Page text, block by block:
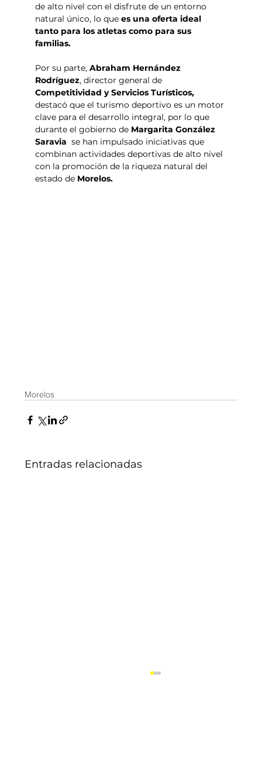
de alto nivel con el disfrute de un entorno
natural único, lo que es una oferta ideal
tanto para los atletas como para sus
familias.
Por su parte, Abraham Hernández
Rodríguez, director general de
Competitividad y Servicios Turísticos,
destacó que el turismo deportivo es un motor
clave para el desarrollo integral, por lo que
durante el gobierno de Margarita González
Saravia se han impulsado iniciativas que
combinan actividades deportivas de alto nivel
con la promoción de la riqueza natural del
estado de Morelos.
Morelos
Entradas relacionadas